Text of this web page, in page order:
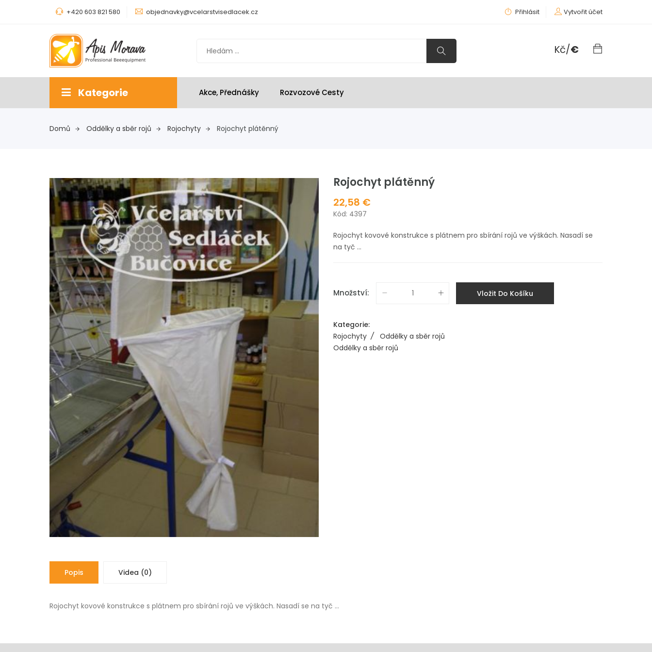
+420 603 821 580 objednavky@vcelarstvisedlacek.cz Přihlásit Vytvořit účet
Kč/€
Kategorie Akce, Přednášky Rozvozové Cesty
Domů Oddělky a sběr rojů Rojochyty Rojochyt plátěnný
Rojochyt plátěnný
22,58 €
Kód: 4397
Rojochyt kovové konstrukce s plátnem pro sbírání rojů ve výškách. Nasadí se
na tyč ...
Množství: Vložit Do Košíku
Kategorie:
Rojochyty / Oddělky a sběr rojů
Oddělky a sběr rojů
Popis Videa (0)
Rojochyt kovové konstrukce s plátnem pro sbírání rojů ve výškách. Nasadí se na tyč ...